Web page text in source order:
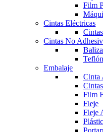
Film
Cintas Eléctricas
Cintas No
Embalaje
Cinta
Film
Fleje
Fleje